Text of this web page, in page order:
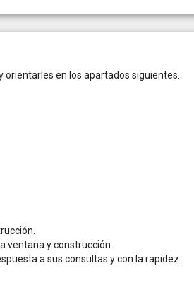
en los apartados siguientes.
ventana y construcción.
a sus consultas y con la rapidez